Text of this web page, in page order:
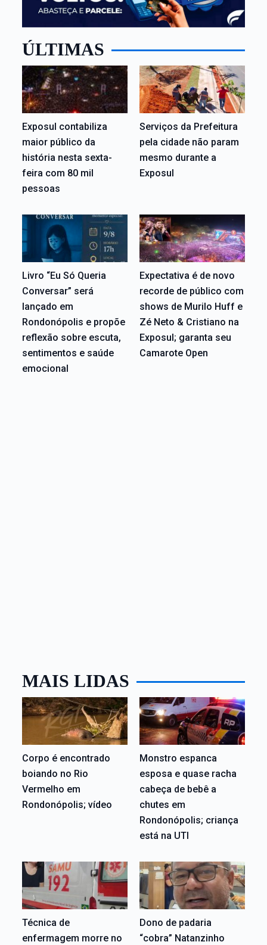
ÚLTIMAS
Exposul contabiliza
maior público da
história nesta sexta-
feira com 80 mil
pessoas
Serviços da Prefeitura
pela cidade não param
mesmo durante a
Exposul
Livro “Eu Só Queria
Conversar” será
lançado em
Rondonópolis e propõe
reflexão sobre escuta,
sentimentos e saúde
emocional
Expectativa é de novo
recorde de público com
shows de Murilo Huff e
Zé Neto & Cristiano na
Exposul; garanta seu
Camarote Open
MAIS LIDAS
Corpo é encontrado
boiando no Rio
Vermelho em
Rondonópolis; vídeo
Monstro espanca
esposa e quase racha
cabeça de bebê a
chutes em
Rondonópolis; criança
está na UTI
Técnica de
enfermagem morre no
Dono de padaria
“cobra” Natanzinho